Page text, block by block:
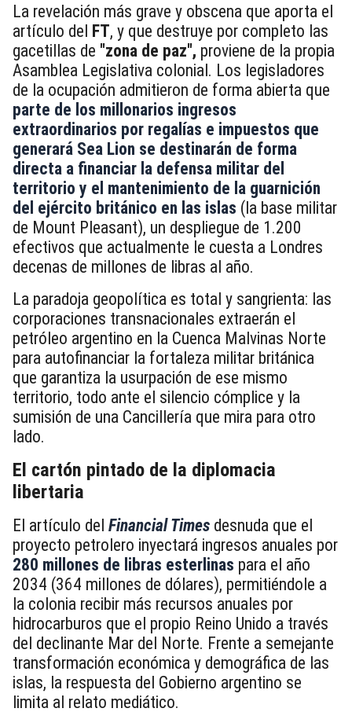
La revelación más grave y obscena que aporta el
artículo del FT, y que destruye por completo las
gacetillas de "zona de paz", proviene de la propia
Asamblea Legislativa colonial. Los legisladores
de la ocupación admitieron de forma abierta que
parte de los millonarios ingresos
extraordinarios por regalías e impuestos que
generará Sea Lion se destinarán de forma
directa a financiar la defensa militar del
territorio y el mantenimiento de la guarnición
del ejército británico en las islas (la base militar
de Mount Pleasant), un despliegue de 1.200
efectivos que actualmente le cuesta a Londres
decenas de millones de libras al año.
La paradoja geopolítica es total y sangrienta: las
corporaciones transnacionales extraerán el
petróleo argentino en la Cuenca Malvinas Norte
para autofinanciar la fortaleza militar británica
que garantiza la usurpación de ese mismo
territorio, todo ante el silencio cómplice y la
sumisión de una Cancillería que mira para otro
lado.
El cartón pintado de la diplomacia
libertaria
El artículo del Financial Times desnuda que el
proyecto petrolero inyectará ingresos anuales por
280 millones de libras esterlinas para el año
2034 (364 millones de dólares), permitiéndole a
la colonia recibir más recursos anuales por
hidrocarburos que el propio Reino Unido a través
del declinante Mar del Norte. Frente a semejante
transformación económica y demográfica de las
islas, la respuesta del Gobierno argentino se
limita al relato mediático.